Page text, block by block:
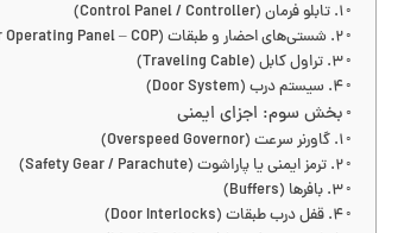
۱. تابلو فرمان (Control Panel / Controller)
۲. شستی‌های احضار و طبقات (Hall Call & Car Operating Panel – COP)
۳. تراول کابل (Traveling Cable)
۴. سیستم درب (Door System)
بخش سوم: اجزای ایمنی
۱. گاورنر سرعت (Overspeed Governor)
۲. ترمز ایمنی یا پاراشوت (Safety Gear / Parachute)
۳. بافرها (Buffers)
۴. قفل درب طبقات (Door Interlocks)